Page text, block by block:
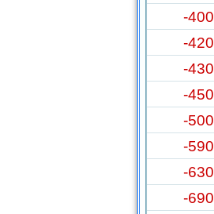
-400
-420
-430
-450
-500
-590
-630
-690